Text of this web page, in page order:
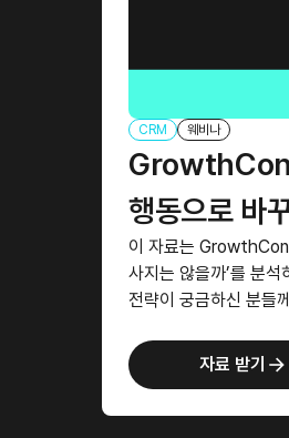
CRM 웨비나
행동으로 바
이 자료는 GrowthCon
사지는 않을까’를 분
전략이 궁금하신 분들
자료 받기